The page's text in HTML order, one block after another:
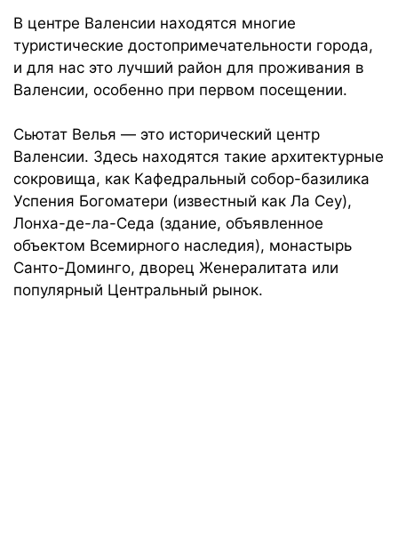
В центре Валенсии находятся многие
туристические достопримечательности города,
и для нас это лучший район для проживания в
Валенсии, особенно при первом посещении.
Сьютат Велья — это исторический центр
Валенсии. Здесь находятся такие архитектурные
сокровища, как Кафедральный собор-базилика
Успения Богоматери (известный как Ла Сеу),
Лонха-де-ла-Седа (здание, объявленное
объектом Всемирного наследия), монастырь
Санто-Доминго, дворец Женералитата или
популярный Центральный рынок.